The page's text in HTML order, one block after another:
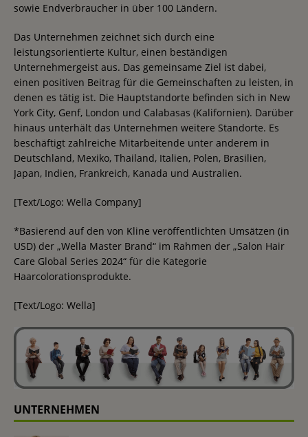
sowie Endverbraucher in über 100 Ländern.
Das Unternehmen zeichnet sich durch eine
leistungsorientierte Kultur, einen beständigen
Unternehmergeist aus. Das gemeinsame Ziel ist dabei,
einen positiven Beitrag für die Gemeinschaften zu leisten, in
denen es tätig ist. Die Hauptstandorte befinden sich in New
York City, Genf, London und Calabasas (Kalifornien). Darüber
hinaus unterhält das Unternehmen weitere Standorte. Es
beschäftigt zahlreiche Mitarbeitende unter anderem in
Deutschland, Mexiko, Thailand, Italien, Polen, Brasilien,
Japan, Indien, Frankreich, Kanada und Australien.
[Text/Logo: Wella Company]
*Basierend auf den von Kline veröffentlichten Umsätzen (in
USD) der „Wella Master Brand“ im Rahmen der „Salon Hair
Care Global Series 2024“ für die Kategorie
Haarcolorationsprodukte.
[Text/Logo: Wella]
UNTERNEHMEN